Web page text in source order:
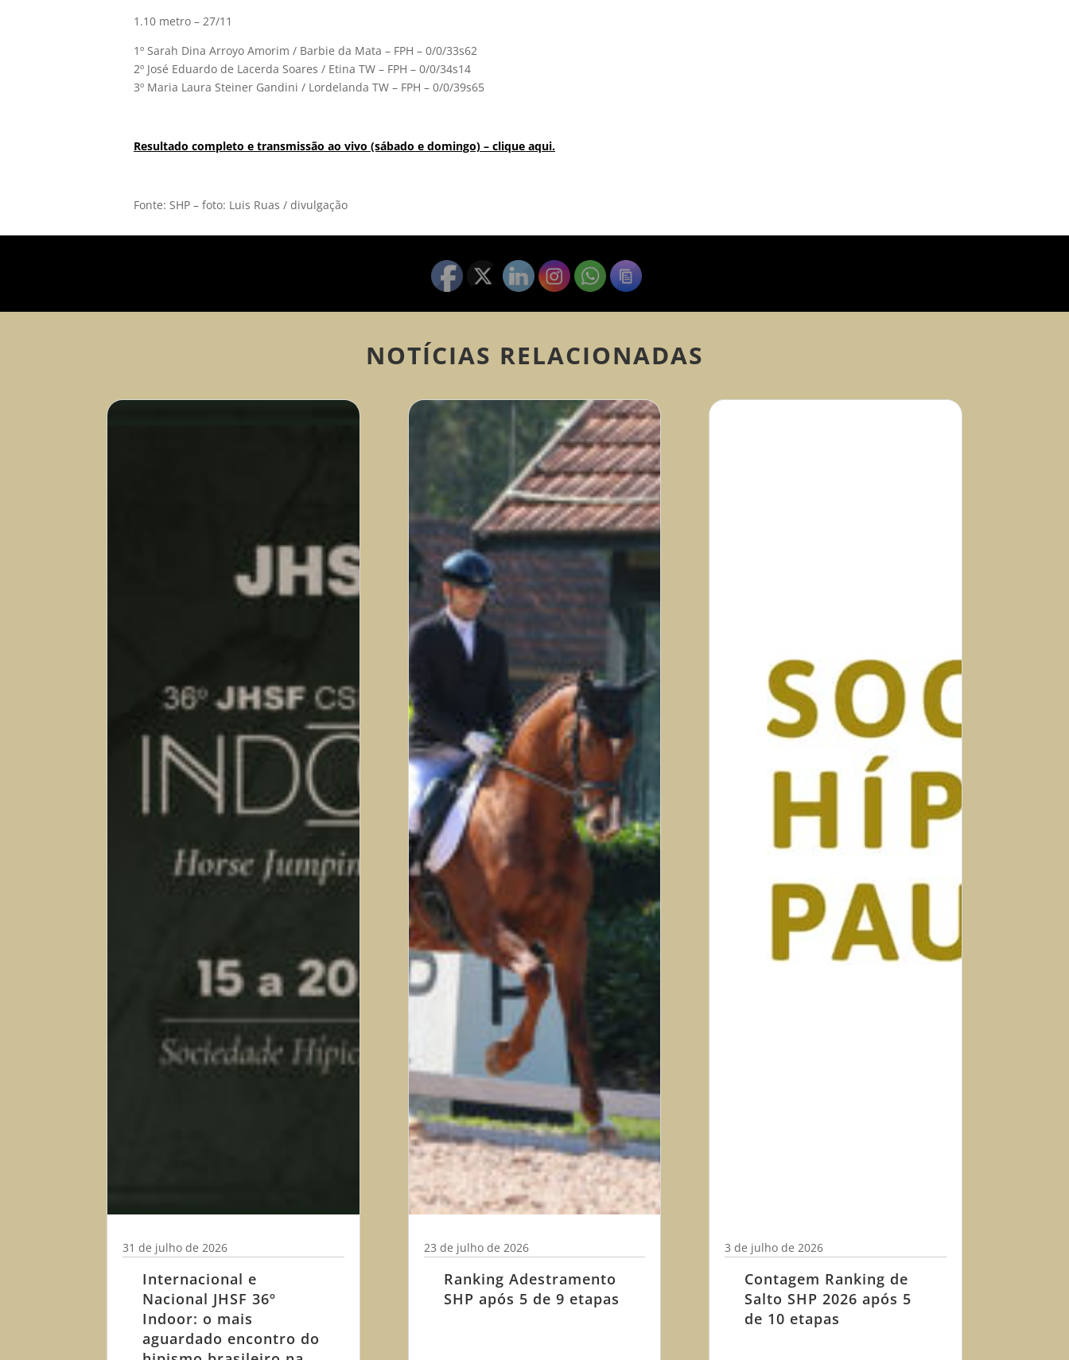
1.10 metro – 27/11
1º Sarah Dina Arroyo Amorim / Barbie da Mata – FPH – 0/0/33s62
2º José Eduardo de Lacerda Soares / Etina TW – FPH – 0/0/34s14
3º Maria Laura Steiner Gandini / Lordelanda TW – FPH – 0/0/39s65
Resultado completo e transmissão ao vivo (sábado e domingo) – clique aqui.
Fonte: SHP – foto: Luis Ruas / divulgação
NOTÍCIAS RELACIONADAS
Internacional e
Nacional JHSF 36º
Indoor: o mais
aguardado encontro do
31 de julho de 2026
Ranking Adestramento
SHP após 5 de 9 etapas
23 de julho de 2026
Contagem Ranking de
Salto SHP 2026 após 5
de 10 etapas
3 de julho de 2026